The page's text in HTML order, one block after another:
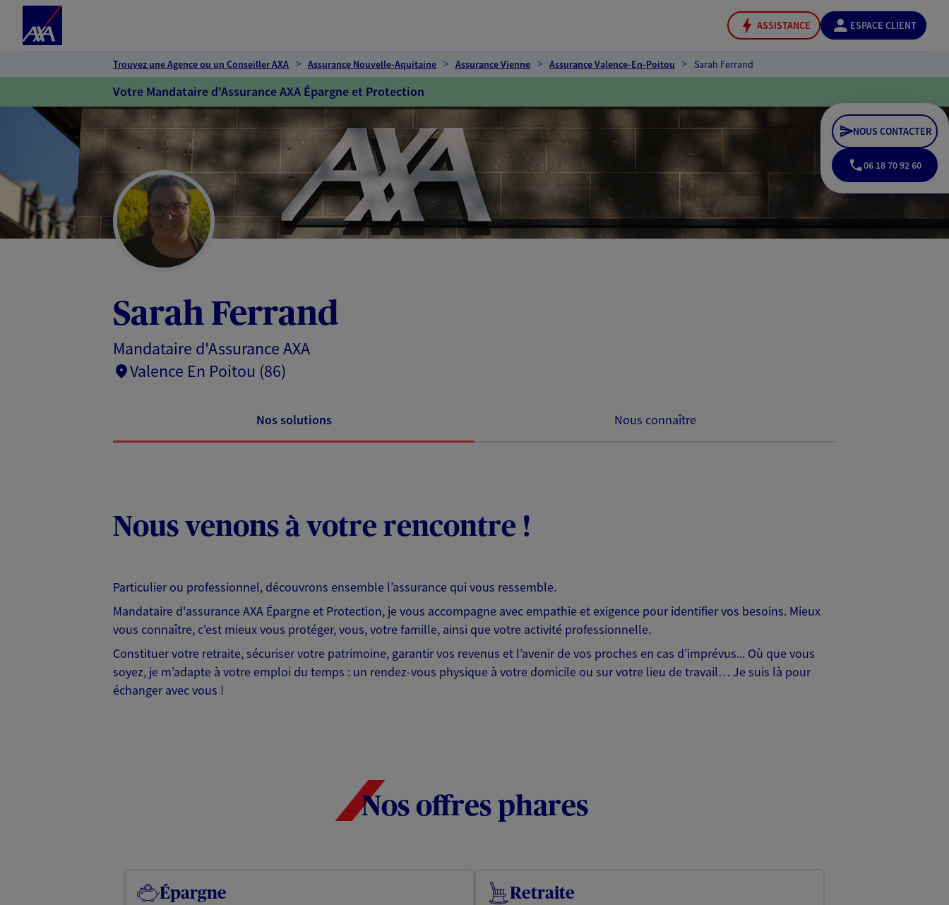
ASSISTANCE ESPACE CLIENT
Trouvez une Agence ou un Conseiller AXA Assurance Nouvelle-Aquitaine Assurance Vienne Assurance Valence-En-Poitou Sarah Ferrand
Votre Mandataire d'Assurance AXA Épargne et Protection
Sarah Ferrand
Mandataire d'Assurance AXA
Valence En Poitou (86)
NOUS CONTACTER
06 18 70 92 60
Nos solutions Nous connaître
Nous venons à votre rencontre !
Particulier ou professionnel, découvrons ensemble l’assurance qui vous ressemble.
Mandataire d'assurance AXA Épargne et Protection, je vous accompagne avec empathie et exigence pour identifier vos besoins. Mieux
vous connaître, c'est mieux vous protéger, vous, votre famille, ainsi que votre activité professionnelle.
Constituer votre retraite, sécuriser votre patrimoine, garantir vos revenus et l’avenir de vos proches en cas d’imprévus... Où que vous
soyez, je m’adapte à votre emploi du temps : un rendez-vous physique à votre domicile ou sur votre lieu de travail… Je suis là pour
échanger avec vous !
Nos offres phares
Épargne Retraite